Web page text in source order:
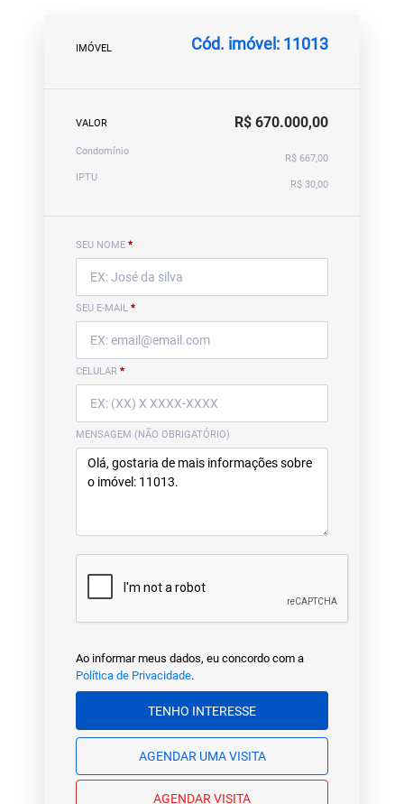
IMÓVEL Cód. imóvel: 11013
VALOR R$ 670.000,00
Condomínio
R$ 667,00
IPTU
R$ 30,00
SEU NOME *
SEU E-MAIL *
CELULAR *
MENSAGEM (NÃO OBRIGATÓRIO)
Ao informar meus dados, eu concordo com a
Política de Privacidade.
TENHO INTERESSE
AGENDAR UMA VISITA
AGENDAR VISITA